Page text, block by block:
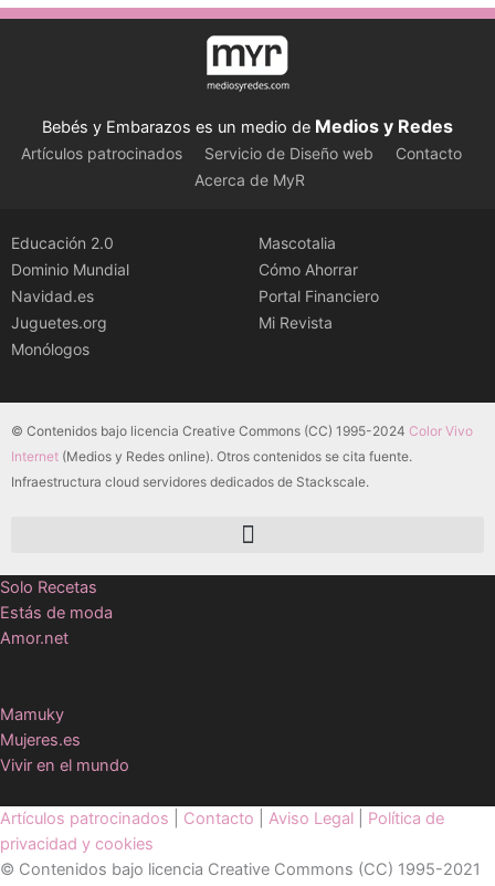
Bebés y Embarazos es un medio de Medios y Redes
Artículos patrocinados Servicio de Diseño web
Contacto
Acerca de MyR
Educación 2.0
Dominio Mundial
Navidad.es
Juguetes.org
Monólogos
Mascotalia
Cómo Ahorrar
Portal Financiero
Mi Revista
© Contenidos bajo licencia Creative Commons (CC) 1995-2024 Color Vivo
Internet (Medios y Redes online). Otros contenidos se cita fuente.
Infraestructura cloud servidores dedicados de Stackscale.
Solo Recetas
Estás de moda
Amor.net
Mamuky
Mujeres.es
Vivir en el mundo
Artículos patrocinados Contacto Aviso Legal
Política de
privacidad y cookies
© Contenidos bajo licencia Creative Commons (CC) 1995-2021